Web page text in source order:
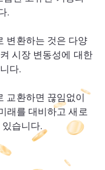
.
변환하는 것은 다양
시장 변동성에 대한
다.
교환하면 끊임없이
래를 대비하고 새로
습니다.